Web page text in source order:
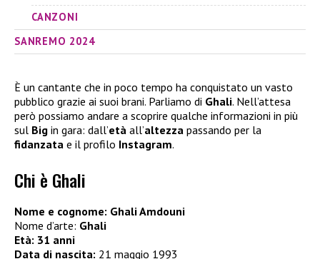
CANZONI
SANREMO 2024
È un cantante che in poco tempo ha conquistato un vasto
pubblico grazie ai suoi brani. Parliamo di Ghali. Nell’attesa
però possiamo andare a scoprire qualche informazioni in più
sul Big in gara: dall’età all’altezza passando per la
fidanzata e il profilo Instagram.
Chi è Ghali
Nome e cognome: Ghali Amdouni
Nome d’arte: Ghali
Età: 31 anni
Data di nascita: 21 maggio 1993